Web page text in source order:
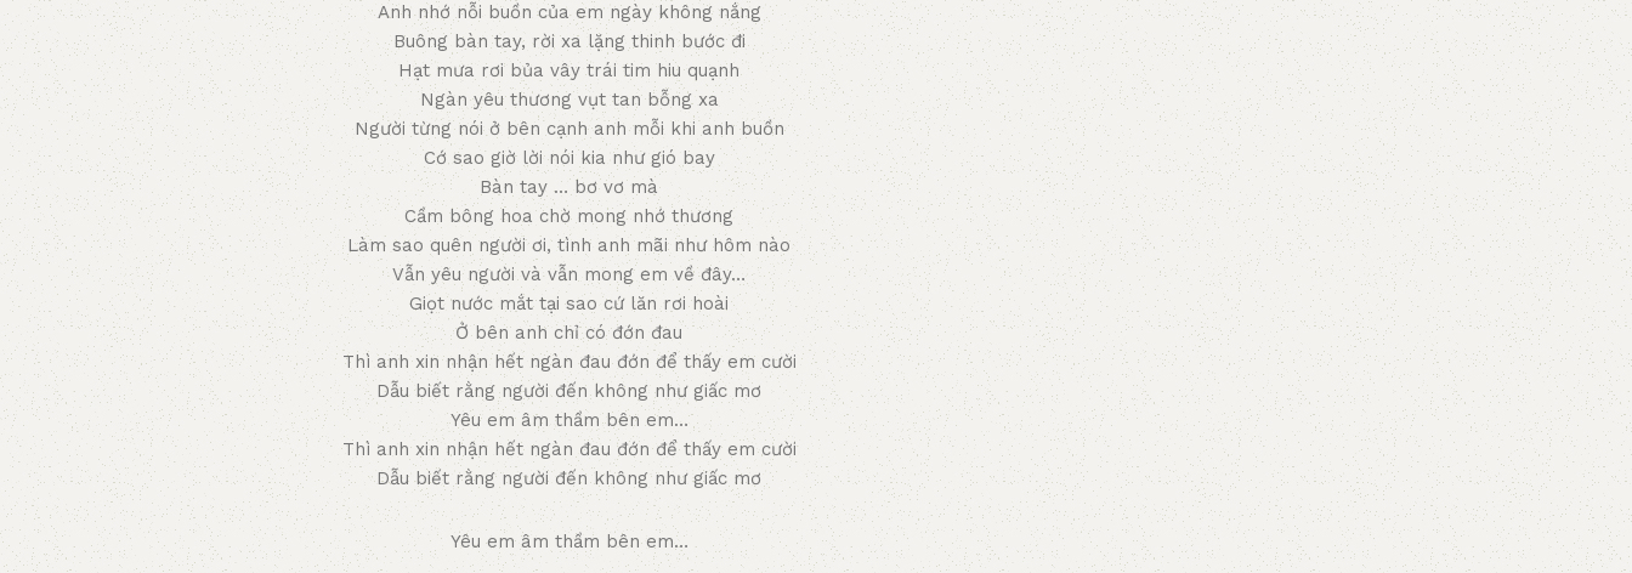
Anh nhớ nỗi buồn của em ngày không nắng
Buông bàn tay, rời xa lặng thinh bước đi
Hạt mưa rơi bủa vây trái tim hiu quạnh
Ngàn yêu thương vụt tan bỗng xa
Người từng nói ở bên cạnh anh mỗi khi anh buồn
Cớ sao giờ lời nói kia như gió bay
Bàn tay … bơ vơ mà
Cầm bông hoa chờ mong nhớ thương
Làm sao quên người ơi, tình anh mãi như hôm nào
Vẫn yêu người và vẫn mong em về đây…
Giọt nước mắt tại sao cứ lăn rơi hoài
Ở bên anh chỉ có đớn đau
Thì anh xin nhận hết ngàn đau đớn để thấy em cười
Dẫu biết rằng người đến không như giấc mơ
Yêu em âm thầm bên em…
Thì anh xin nhận hết ngàn đau đớn để thấy em cười
Dẫu biết rằng người đến không như giấc mơ
Yêu em âm thầm bên em…